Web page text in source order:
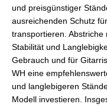
und preisgünstiger
ausreichenden Schutz
transportieren.
Stabilität und
Gebrauch und für
WH eine
und langlebigeren
Modell investieren.